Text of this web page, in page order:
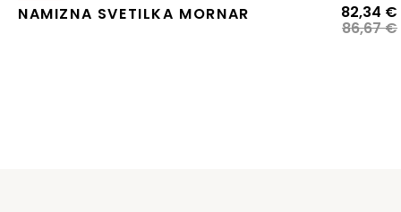
NAMIZNA SVETILKA MORNAR
86,67€
82,34 €